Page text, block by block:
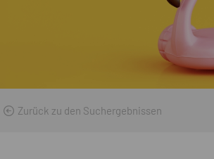
Zurück zu den Suchergebnissen